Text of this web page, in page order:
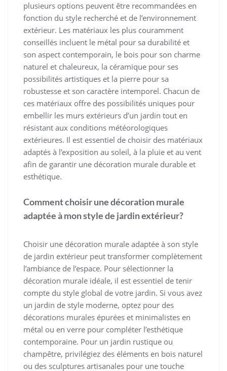
plusieurs options peuvent être recommandées en
fonction du style recherché et de l’environnement
extérieur. Les matériaux les plus couramment
conseillés incluent le métal pour sa durabilité et
son aspect contemporain, le bois pour son charme
naturel et chaleureux, la céramique pour ses
possibilités artistiques et la pierre pour sa
robustesse et son caractère intemporel. Chacun de
ces matériaux offre des possibilités uniques pour
embellir les murs extérieurs d’un jardin tout en
résistant aux conditions météorologiques
extérieures. Il est essentiel de choisir des matériaux
adaptés à l’exposition au soleil, à la pluie et au vent
afin de garantir une décoration murale durable et
esthétique.
Comment choisir une décoration murale
adaptée à mon style de jardin extérieur?
Choisir une décoration murale adaptée à son style
de jardin extérieur peut transformer complètement
l’ambiance de l’espace. Pour sélectionner la
décoration murale idéale, il est essentiel de tenir
compte du style global de votre jardin. Si vous avez
un jardin de style moderne, optez pour des
décorations murales épurées et minimalistes en
métal ou en verre pour compléter l’esthétique
contemporaine. Pour un jardin rustique ou
champêtre, privilégiez des éléments en bois naturel
ou des sculptures artisanales pour une touche